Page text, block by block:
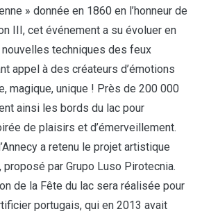
» donnée en 1860 en l’honneur de
III, cet événement a su évoluer en
techniques des feux
appel à des créateurs d’émotions
magique, unique ! Près de 200 000
ainsi les bords du lac pour
de plaisirs et d’émerveillement.
a retenu le projet artistique
proposé par Grupo Luso Pirotecnia.
de la Fête du lac sera réalisée pour
portugais, qui en 2013 avait